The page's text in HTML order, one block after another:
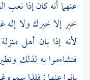
عنهما أنه كان إذا
خير إلا خيرك ولا إله
لأنه إذا بان أهل
فتشاءموا به لذلك